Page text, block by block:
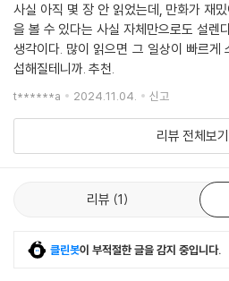
사실 아직 몇 장 안 읽었는데, 만화가 재
을 볼 수 있다는 사실 자체만으로도 설렌
생각이다. 많이 읽으면 그 일상이 빠르게
섭해질테니까. 추천.
t******a 2024.11.04. 신고
리뷰 전체보기
리뷰 1
클린봇이 부적절한 글을 감지 중입니다.